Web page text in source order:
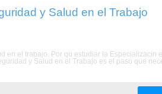
y Salud en el Trabajo
en el trabajo. Por qu estudiar la Especializacin
y Salud en el Trabajo es el paso que